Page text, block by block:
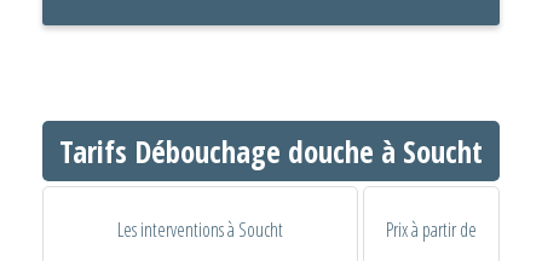
Tarifs Débouchage douche à Soucht
Les interventions à Soucht Prix à partir de